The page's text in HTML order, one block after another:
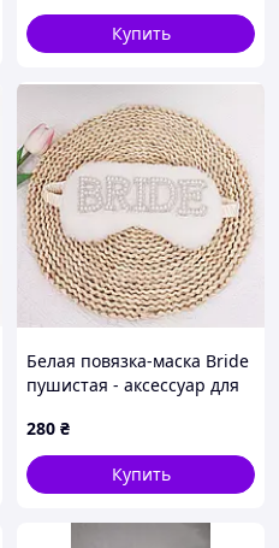
Купить
Белая повязка-маска Bride
пушистая - аксессуар для
280 ₴
Купить